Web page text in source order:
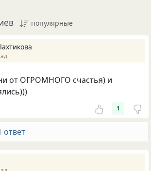
популярные
от ОГРОМНОГО счастья) и
1
ответ